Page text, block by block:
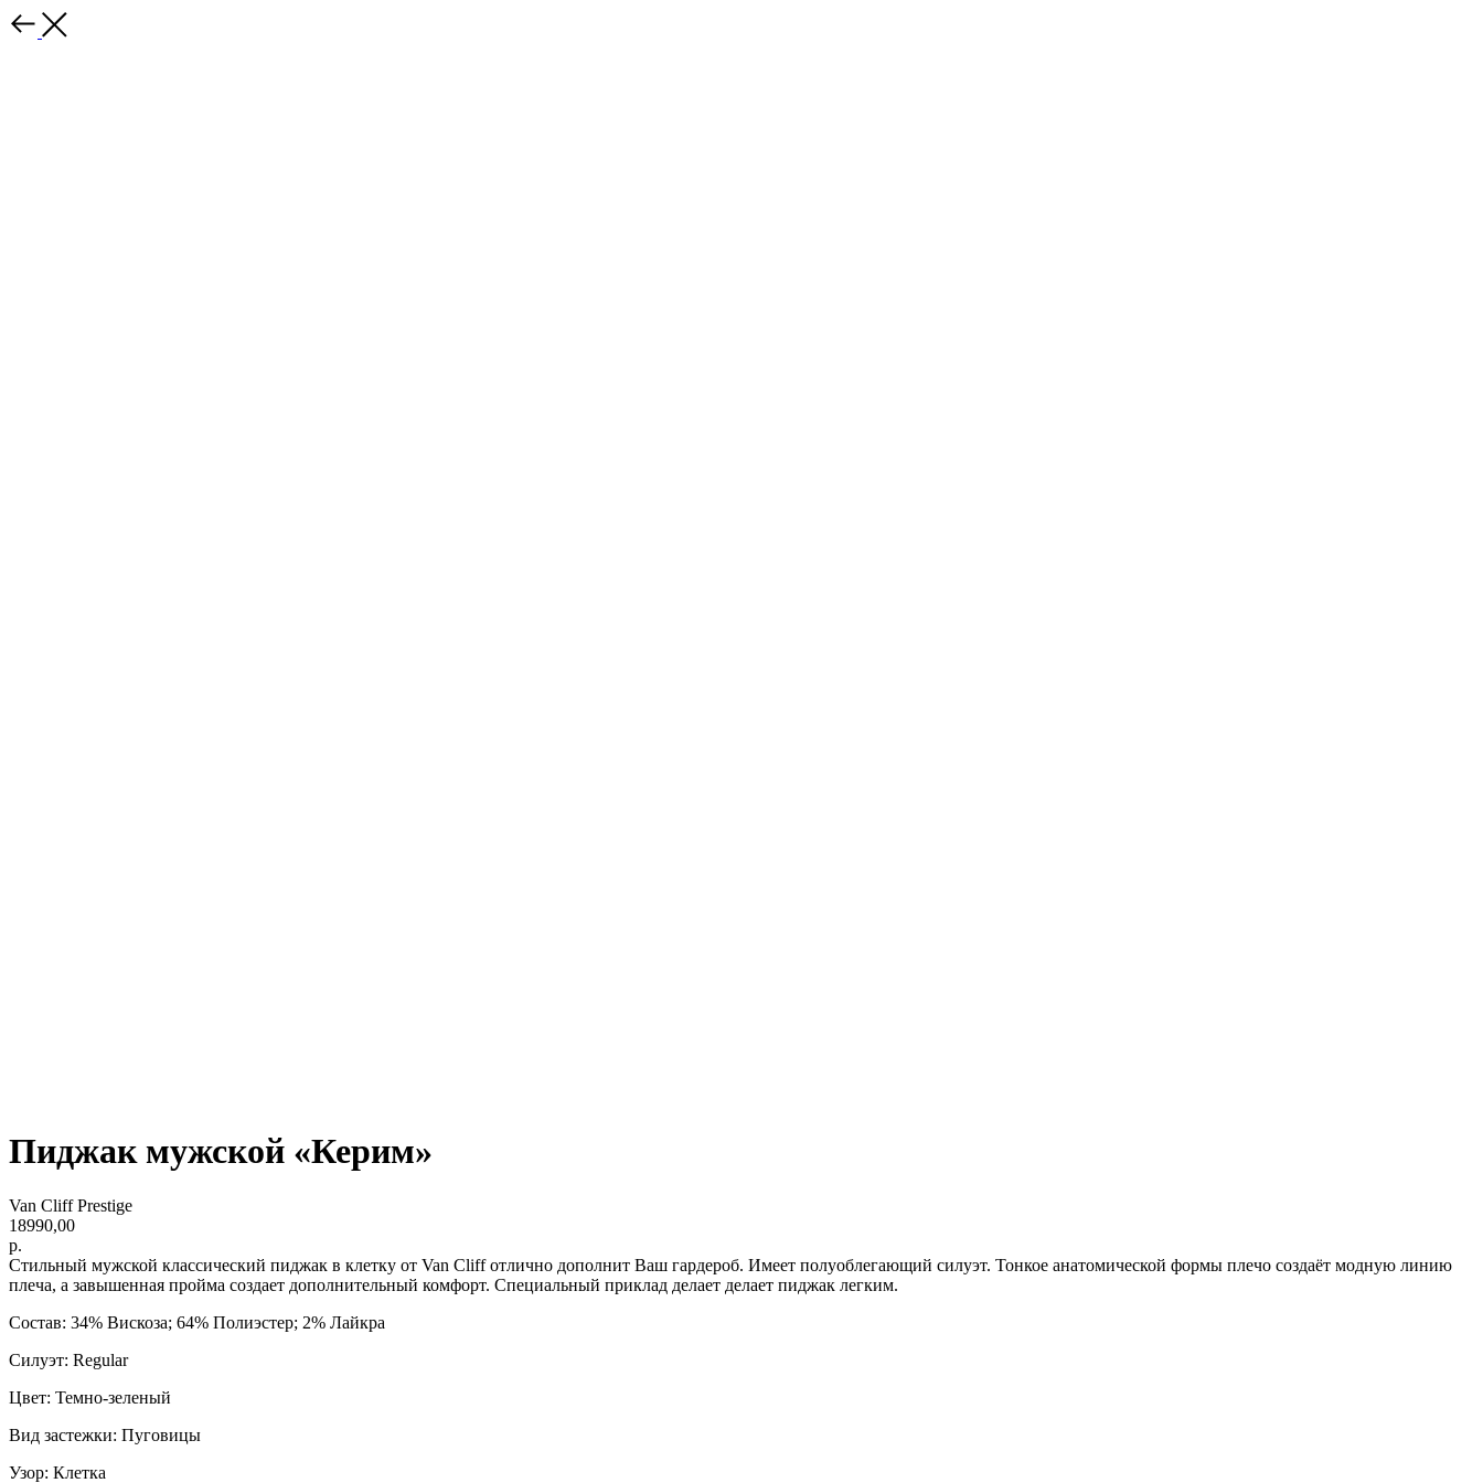
Пиджак мужской «Керим»
Van Cliff Prestige
18990,00
р.
Стильный мужской классический пиджак в клетку от Van Cliff отлично дополнит Ваш гардероб. Имеет полуоблегающий силуэт. Тонкое анатомической формы плечо создаёт модную линию
плеча, а завышенная пройма создает дополнительный комфорт. Специальный приклад делает делает пиджак легким.
Состав: 34% Вискоза; 64% Полиэстер; 2% Лайкра
Силуэт: Regular
Цвет: Темно-зеленый
Вид застежки: Пуговицы
Узор: Клетка